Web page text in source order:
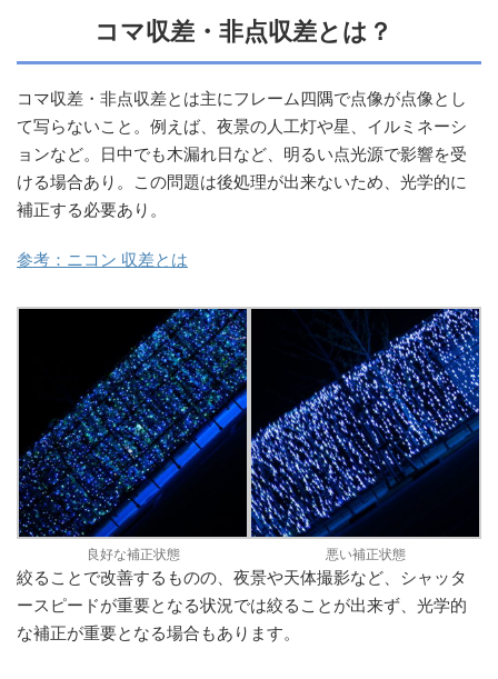
コマ収差・非点収差とは？
コマ収差・非点収差とは主にフレーム四隅で点像が点像とし
て写らないこと。例えば、夜景の人工灯や星、イルミネーシ
ョンなど。日中でも木漏れ日など、明るい点光源で影響を受
ける場合あり。この問題は後処理が出来ないため、光学的に
補正する必要あり。
参考：ニコン 収差とは
良好な補正状態 悪い補正状態
絞ることで改善するものの、夜景や天体撮影など、シャッタ
ースピードが重要となる状況では絞ることが出来ず、光学的
な補正が重要となる場合もあります。